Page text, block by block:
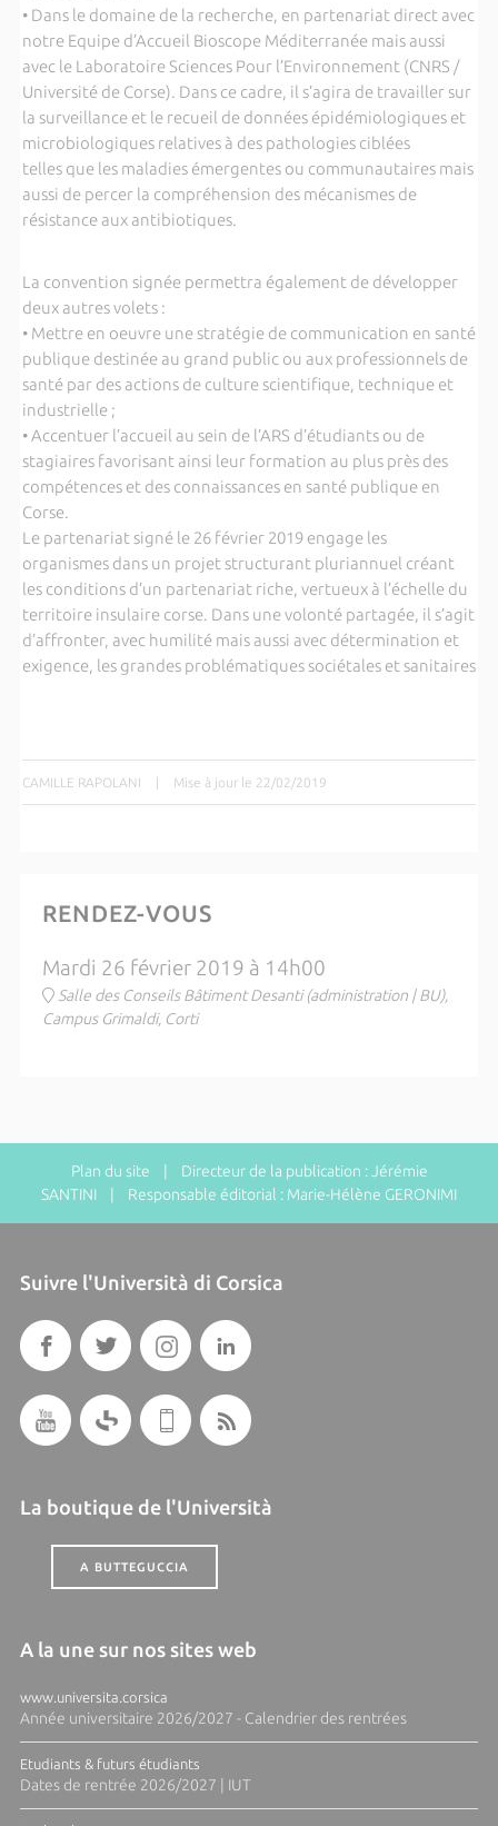
• Dans le domaine de la recherche, en partenariat direct avec
notre Equipe d’Accueil Bioscope Méditerranée mais aussi
avec le Laboratoire Sciences Pour l’Environnement (CNRS /
Université de Corse). Dans ce cadre, il s’agira de travailler sur
la surveillance et le recueil de données épidémiologiques et
microbiologiques relatives à des pathologies ciblées
telles que les maladies émergentes ou communautaires mais
aussi de percer la compréhension des mécanismes de
résistance aux antibiotiques.
La convention signée permettra également de développer
deux autres volets :
• Mettre en oeuvre une stratégie de communication en santé
publique destinée au grand public ou aux professionnels de
santé par des actions de culture scientifique, technique et
industrielle ;
• Accentuer l’accueil au sein de l’ARS d’étudiants ou de
stagiaires favorisant ainsi leur formation au plus près des
compétences et des connaissances en santé publique en
Corse.
Le partenariat signé le 26 février 2019 engage les
organismes dans un projet structurant pluriannuel créant
les conditions d’un partenariat riche, vertueux à l’échelle du
territoire insulaire corse. Dans une volonté partagée, il s’agit
d’affronter, avec humilité mais aussi avec détermination et
exigence, les grandes problématiques sociétales et sanitaires
CAMILLE RAPOLANI | Mise à jour le 22/02/2019
RENDEZ-VOUS
Mardi 26 février 2019 à 14h00
Salle des Conseils Bâtiment Desanti (administration | BU),
Campus Grimaldi, Corti
Plan du site | Directeur de la publication : Jérémie
SANTINI | Responsable éditorial : Marie-Hélène GERONIMI
Suivre l'Università di Corsica
La boutique de l'Università
A BUTTEGUCCIA
A la une sur nos sites web
www.universita.corsica
Année universitaire 2026/2027 - Calendrier des rentrées
Etudiants & futurs étudiants
Dates de rentrée 2026/2027 | IUT